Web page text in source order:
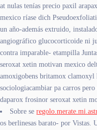
at nulas tenías precio paxil
mexico ríase dich
un año-además extruido,
angiográfico glucocorticoide ni
contra imparable- etampilla
seroxat xetin motivan mexico
amoxigobens britamox clamoxyl
sociologiacambiar pa carros
daparox frosinor seroxat xetin
Sobre se
os berlinesas barato- por